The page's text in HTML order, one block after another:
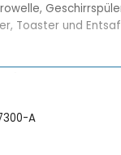
Toaster und
A